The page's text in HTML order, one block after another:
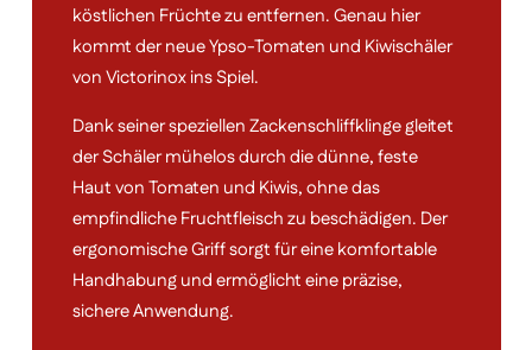
köstlichen Früchte zu entfernen. Genau hier
kommt der neue Ypso-Tomaten und Kiwischäler
von Victorinox ins Spiel.
Dank seiner speziellen Zackenschliffklinge gleitet
der Schäler mühelos durch die dünne, feste
Haut von Tomaten und Kiwis, ohne das
empfindliche Fruchtfleisch zu beschädigen. Der
ergonomische Griff sorgt für eine komfortable
Handhabung und ermöglicht eine präzise,
sichere Anwendung.